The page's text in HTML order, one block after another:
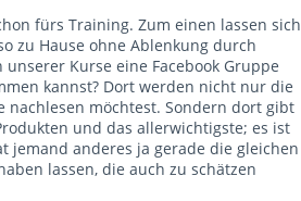
fürs Training. Zum einen lassen sich
zu Hause ohne Ablenkung durch
Kurse eine Facebook Gruppe
kannst? Dort werden nicht nur die
nachlesen möchtest. Sondern dort gibt
und das allerwichtigste; es ist
jemand anderes ja gerade die gleichen
lassen, die auch zu schätzen